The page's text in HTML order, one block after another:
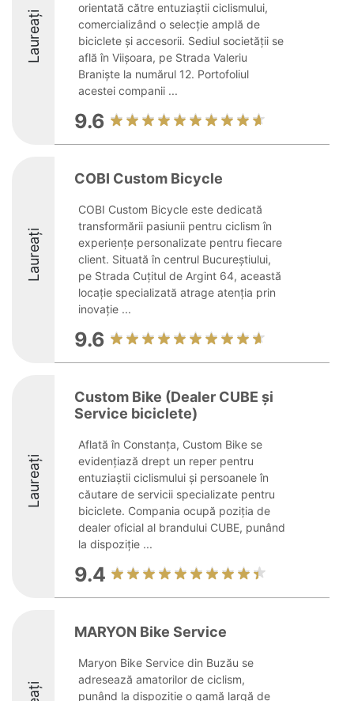
Laureați
orientată către entuziaștii ciclismului,
comercializând o selecție amplă de
biciclete și accesorii. Sediul societății se
află în Viișoara, pe Strada Valeriu
Braniște la numărul 12. Portofoliul
acestei companii ...
9.6
Laureați
COBI Custom Bicycle
COBI Custom Bicycle este dedicată
transformării pasiunii pentru ciclism în
experiențe personalizate pentru fiecare
client. Situată în centrul Bucureștiului,
pe Strada Cuțitul de Argint 64, această
locație specializată atrage atenția prin
inovație ...
9.6
Laureați
Custom Bike (Dealer CUBE și
Service biciclete)
Aflată în Constanța, Custom Bike se
evidențiază drept un reper pentru
entuziaștii ciclismului și persoanele în
căutare de servicii specializate pentru
biciclete. Compania ocupă poziția de
dealer oficial al brandului CUBE, punând
la dispoziție ...
9.4
MARYON Bike Service
Maryon Bike Service din Buzău se
adresează amatorilor de ciclism,
punând la dispoziție o gamă largă de